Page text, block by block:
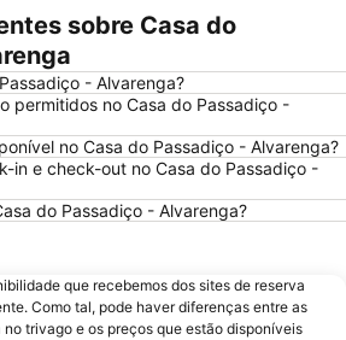
Rua Santa Catarina
Parque & Zoo Santo Inácio
Europarque
Parque da Cidade
Edificio da Alfândega
Praia da Cortegaça
Casino de Espinho
sobre Casa do
- Alvarenga?
permitidos no Casa do Passadiço -
no Casa do Passadiço - Alvarenga?
in e check-out no Casa do Passadiço -
do Passadiço - Alvarenga?
que recebemos dos sites de reserva
Como tal, pode haver diferenças entre as
trivago e os preços que estão disponíveis